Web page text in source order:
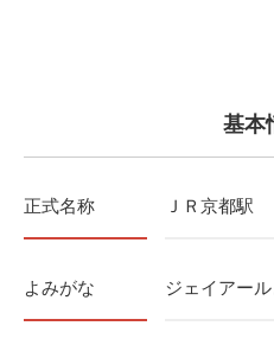
基本
正式名称 ＪＲ京都駅
よみがな ジェイアー